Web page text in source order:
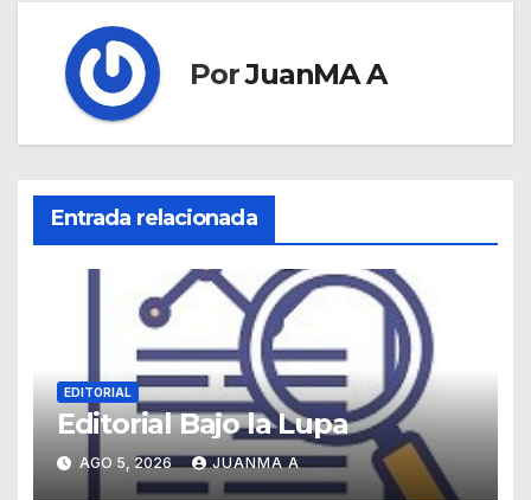
PorJuanMA A
Entrada relacionada
EDITORIAL
Editorial Bajo la Lupa
AGO 5, 2026 JUANMA A